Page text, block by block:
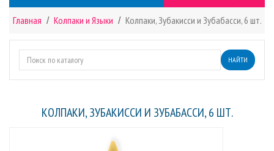
Главная Колпаки и Языки Колпаки, Зубакисси и Зубабасси, 6 шт.
НАЙТИ
КОЛПАКИ, ЗУБАКИССИ И ЗУБАБАССИ, 6 ШТ.